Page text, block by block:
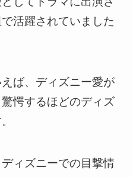
活躍されていました
ば、ディズニー愛が
愕するほどのディズ
ィズニーでの目撃情